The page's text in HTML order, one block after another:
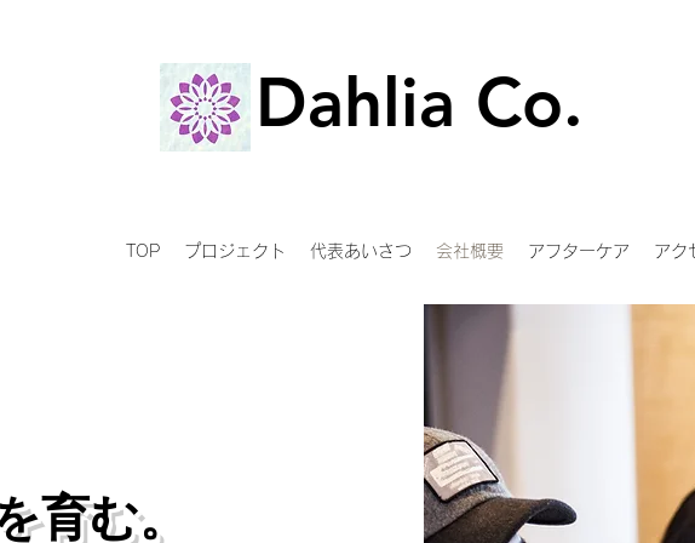
Dahlia Co.
Dahlia Co.
TOP プロジェクト 代表あいさつ 会社概要 アフターケア アク
育む。